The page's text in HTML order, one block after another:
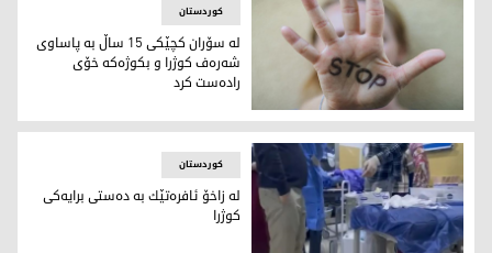
توندوتیژی دژی ژنان راگرن
کوردستان
له‌ سۆران كچێكی 15 ساڵ به‌ پاساوی
شه‌ره‌ف كوژرا و بكوژه‌كه‌ خۆی
راده‌ست كرد
کوردستان
له‌ زاخۆ ئافره‌تێك به‌ ده‌ستی برایه‌كی
كوژرا